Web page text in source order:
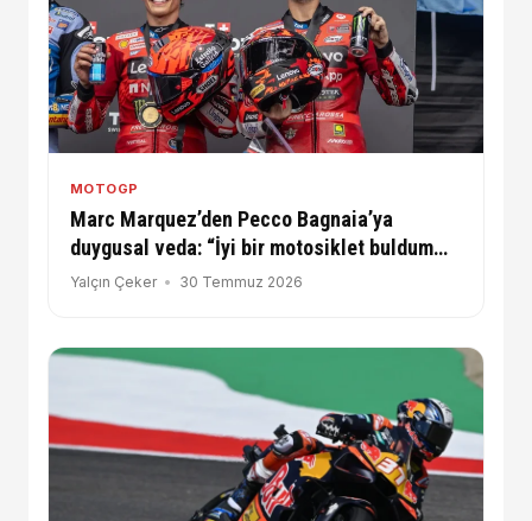
MOTOGP
Marc Marquez’den Pecco Bagnaia’ya
duygusal veda: “İyi bir motosiklet buldum
ama ondan daha iyi bir takım arkadaşı
Yalçın Çeker 30 Temmuz 2026